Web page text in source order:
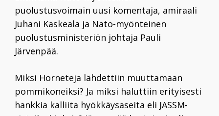
puolustusvoimain uusi komentaja, amiraali
Juhani Kaskeala ja Nato-myönteinen
puolustusministeriön johtaja Pauli
Järvenpää.
Miksi Horneteja lähdettiin muuttamaan
pommikoneiksi? Ja miksi haluttiin erityisesti
hankkia kalliita hyökkäysaseita eli JASSM-